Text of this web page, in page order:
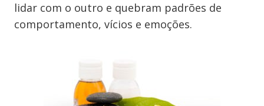
lidar com o outro e quebram padrões de
comportamento, vícios e emoções.